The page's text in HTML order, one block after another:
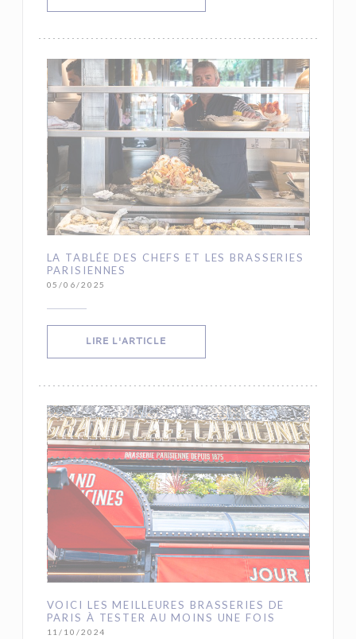
LA TABLÉE DES CHEFS ET LES BRASSERIES
PARISIENNES
05/06/2025
LIRE L'ARTICLE
VOICI LES MEILLEURES BRASSERIES DE
PARIS À TESTER AU MOINS UNE FOIS
11/10/2024